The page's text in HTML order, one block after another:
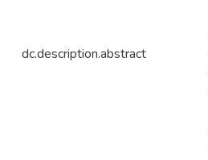
dc.description.abstract